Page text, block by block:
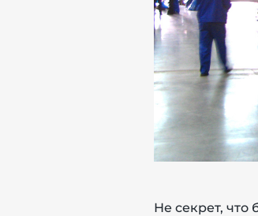
Не секрет,